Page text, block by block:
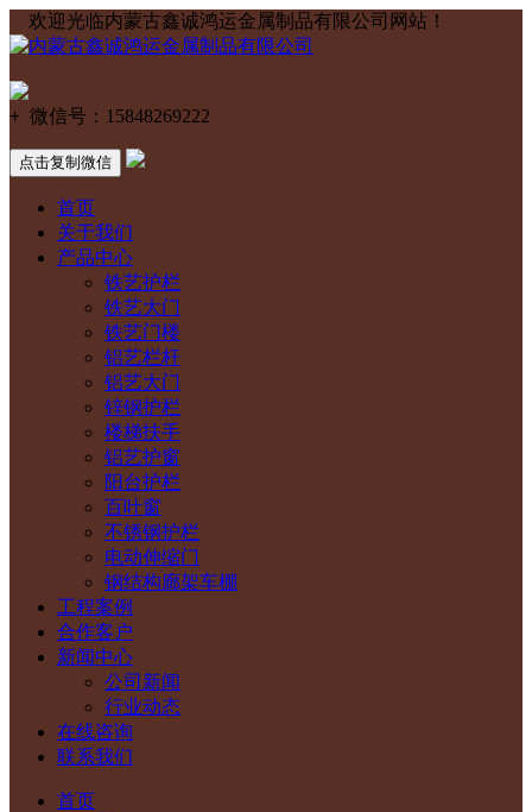
欢迎光临内蒙古鑫诚鸿运金属制品有限公司网站！
+ 微信号： 15848269222
点击复制微信
首页
关于我们
产品中心
铁艺护栏
铁艺大门
铁艺门楼
铝艺栏杆
铝艺大门
锌钢护栏
楼梯扶手
铝艺护窗
阳台护栏
百叶窗
不锈钢护栏
电动伸缩门
钢结构廊架车棚
工程案例
合作客户
新闻中心
公司新闻
行业动态
在线咨询
联系我们
首页